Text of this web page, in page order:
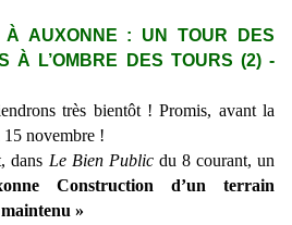
À AUXONNE : UN TOUR DES
À L’OMBRE DES TOURS (2) -
très bientôt ! Promis, avant la
15 novembre !
dans Le Bien Publicdu 8 courant, un
Construction d’un terrain
»